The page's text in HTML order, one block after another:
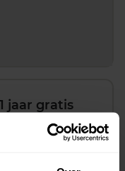
jaar gratis